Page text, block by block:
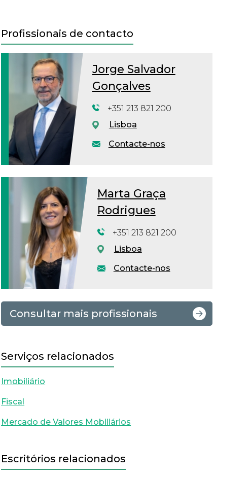
Profissionais de contacto
Jorge Salvador
Gonçalves
Contacte-nos
+351 213 821 200
Lisboa
Marta Graça
Rodrigues
Contacte-nos
+351 213 821 200
Lisboa
Consultar mais profissionais
Serviços relacionados
Imobiliário
Fiscal
Mercado de Valores Mobiliários
Escritórios relacionados